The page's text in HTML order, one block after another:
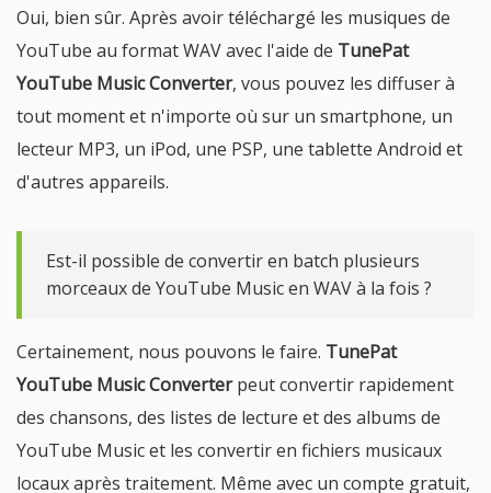
Oui, bien sûr. Après avoir téléchargé les musiques de
YouTube au format WAV avec l'aide de TunePat
YouTube Music Converter, vous pouvez les diffuser à
tout moment et n'importe où sur un smartphone, un
lecteur MP3, un iPod, une PSP, une tablette Android et
d'autres appareils.
Est-il possible de convertir en batch plusieurs
morceaux de YouTube Music en WAV à la fois ?
Certainement, nous pouvons le faire. TunePat
YouTube Music Converterpeut convertir rapidement
des chansons, des listes de lecture et des albums de
YouTube Music et les convertir en fichiers musicaux
locaux après traitement. Même avec un compte gratuit,